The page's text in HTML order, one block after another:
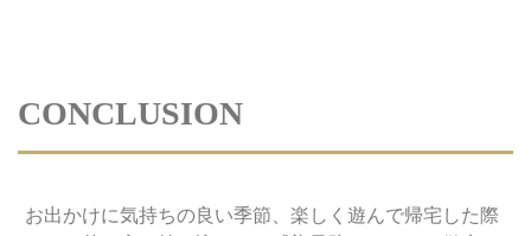
CONCLUSION
お出かけに気持ちの良い季節、楽しく遊んで帰宅した際